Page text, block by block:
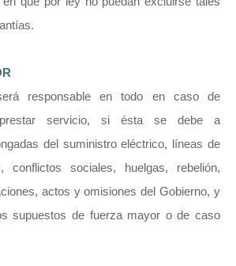
responsable en todo en caso de
prestar servicio, si ésta se debe a
del suministro eléctrico, líneas de
conflictos sociales, huelgas, rebelión,
actos y omisiones del Gobierno, y
supuestos de fuerza mayor o de caso